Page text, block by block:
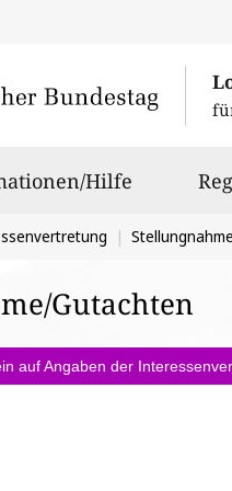
Hilfe
Gutachten
auf Angaben der